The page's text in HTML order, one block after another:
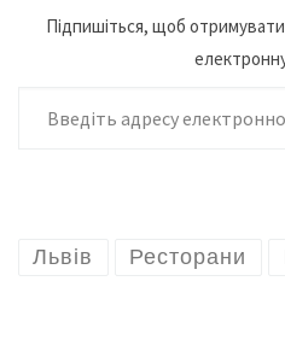
Підпишіться, щоб
Введіть адресу
Львів Ресторани